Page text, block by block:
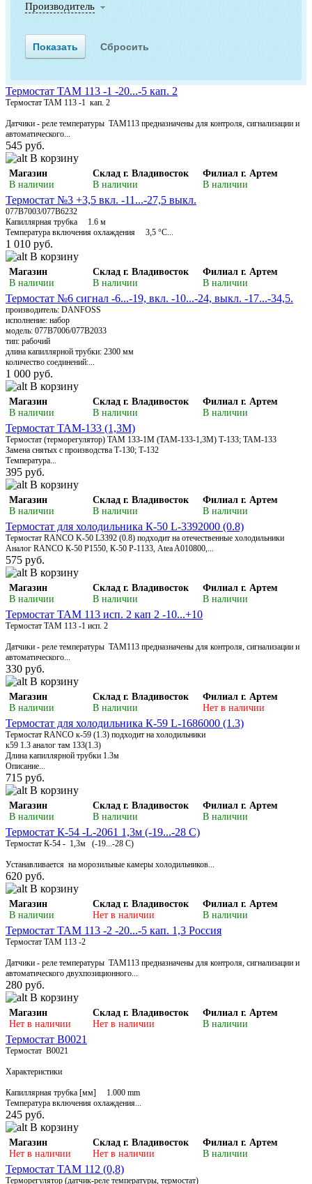
Производитель
Термостат ТАМ 113 -1 -20...-5 кап. 2
Термостат ТАМ 113 -1 кап. 2
Датчики - реле температуры ТАМ113 предназначены для контроля, сигнализации и
автоматического...
545 руб.
В корзину
Магазин
В наличии
Склад г. Владивосток
В наличии
Филиал г. Артем
В наличии
Термостат №3 +3,5 вкл. -11...-27,5 выкл.
077В7003/077В6232
Капиллярная трубка 1.6 м
Температура включения охлаждения 3,5 °C...
1 010 руб.
В корзину
Магазин
В наличии
Склад г. Владивосток
В наличии
Филиал г. Артем
В наличии
Термостат №6 сигнал -6...-19, вкл. -10...-24, выкл. -17...-34,5.
производитель: DANFOSS
исполнение: набор
модель: 077B7006/077B2033
тип: рабочий
длина капиллярной трубки: 2300 мм
количество соединений:...
1 000 руб.
В корзину
Магазин
В наличии
Склад г. Владивосток
В наличии
Филиал г. Артем
В наличии
Термостат ТАМ-133 (1,3М)
Термостат (терморегулятор) ТАМ 133-1М (ТАМ-133-1,3М) Т-133; ТАМ-133
Замена снятых с производства Т-130; Т-132
Температура...
395 руб.
В корзину
Магазин
В наличии
Склад г. Владивосток
В наличии
Филиал г. Артем
В наличии
Термостат для холодильника К-50 L-3392000 (0.8)
Термостат RANCO K-50 L3392 (0.8) подходит на отечественные холодильники
Аналог RANCO К-50 Р1550, К-50 Р-1133, Atea A010800,...
575 руб.
В корзину
Магазин
В наличии
Склад г. Владивосток
В наличии
Филиал г. Артем
В наличии
Термостат ТАМ 113 исп. 2 кап 2 -10...+10
Термостат ТАМ 113 -1 исп. 2
Датчики - реле температуры ТАМ113 предназначены для контроля, сигнализации и
автоматического...
330 руб.
В корзину
Магазин
В наличии
Склад г. Владивосток
В наличии
Филиал г. Артем
Нет в наличии
Термостат для холодильника К-59 L-1686000 (1.3)
Термостат RANCO к-59 (1.3) подходит на холодильники
к59 1.3 аналог там 133(1.3)
Длина капиллярной трубки 1.3м
Описание...
715 руб.
В корзину
Магазин
В наличии
Склад г. Владивосток
В наличии
Филиал г. Артем
В наличии
Термостат К-54 -L-2061 1,3м (-19...-28 C)
Термостат К-54 - 1,3м (-19...-28 C)
Устанавливается на морозильные камеры холодильников...
620 руб.
В корзину
Магазин
В наличии
Склад г. Владивосток
Нет в наличии
Филиал г. Артем
В наличии
Термостат ТАМ 113 -2 -20...-5 кап. 1,3 Россия
Термостат ТАМ 113 -2
Датчики - реле температуры ТАМ113 предназначены для контроля, сигнализации и
автоматического двухпозиционного...
280 руб.
В корзину
Магазин
Нет в наличии
Склад г. Владивосток
Нет в наличии
Филиал г. Артем
В наличии
Термостат В0021
Термостат В0021
Характеристики
Капиллярная трубка [мм] 1.000 mm
Температура включения охлаждения...
245 руб.
В корзину
Магазин
Нет в наличии
Склад г. Владивосток
Нет в наличии
Филиал г. Артем
В наличии
Термостат ТАМ 112 (0,8)
Терморегулятор (датчик-реле температуры, термостат)